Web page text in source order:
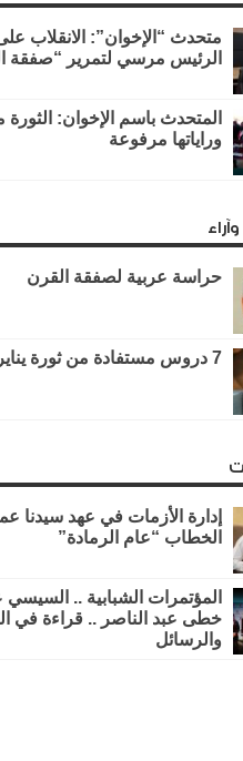
متحدث “الإخوان”: الانقلاب
الرئيس مرسي لتمرير “صفقة
المتحدث باسم الإخوان:
وراياتها مرفوعة
حراسة عربية لصفقة القرن
7 دروس مستفادة من ثورة يناير
إدارة الأزمات في عهد سيدنا
الخطاب “عام الرمادة”
المؤتمرات الشبابية ..
خطى عبد الناصر .. قراءة في
والرسائل